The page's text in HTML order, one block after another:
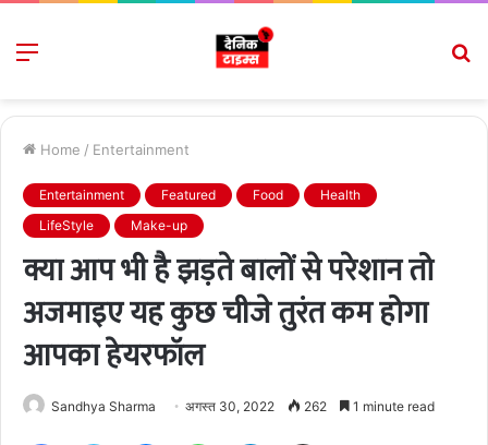
Menu
Home / Entertainment
Entertainment Featured Food
Health
LifeStyle
Make-up
क्या आप भी है झड़ते बालों से परेशान तो
अजमाइए यह कुछ चीजे तुरंत कम होगा
आपका हेयरफॉल
Sandhya Sharma अगस्त 30, 2022 262 1 minute read